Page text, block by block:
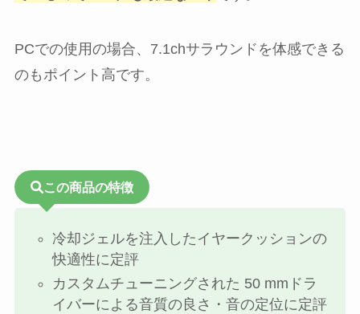
PCでの使用の場合、7.1chサラウンドを体感できる
のもポイント高です。
この商品の特徴
冷却ジェルを注入したイヤークッションの
快適性に定評
カスタムチューニングされた 50 mmドラ
イバーによる音質の良さ・音の定位に定評